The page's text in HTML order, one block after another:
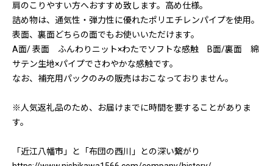
肩のこりやすい方へおすすめ致します。高め仕様。
詰め物は、通気性・弾力性に優れたポリエチレンパイプを使用。
表面、裏面どちらの面でもお使いいただけます。
A面/ 表面 ふんわりニット×わたでソフトな感触 B面/裏面 綿
サテン生地×パイプでさわやかな感触です。
なお、補充用パックのみの販売はおこなっておりません。
※人気返礼品のため、お届けまでに時間を要することがありま
す。
「近江八幡市」と「布団の西川」との深い繋がり